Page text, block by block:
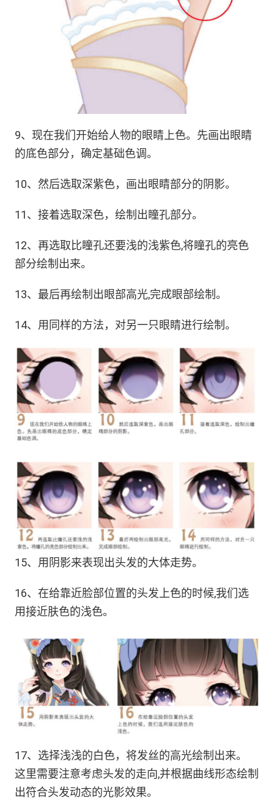
9、现在我们开始给人物的眼睛上色。先画出眼睛
的底色部分，确定基础色调。
10、然后选取深紫色，画出眼睛部分的阴影。
11、接着选取深色，绘制出瞳孔部分。
12、再选取比瞳孔还要浅的浅紫色,将瞳孔的亮色
部分绘制出来。
13、最后再绘制出眼部高光,完成眼部绘制。
14、用同样的方法，对另一只眼睛进行绘制。
15、用阴影来表现出头发的大体走势。
16、在给靠近脸部位置的头发上色的时候,我们选
用接近肤色的浅色。
17、选择浅浅的白色，将发丝的高光绘制出来。
这里需要注意考虑头发的走向,并根据曲线形态绘制
出符合头发动态的光影效果。